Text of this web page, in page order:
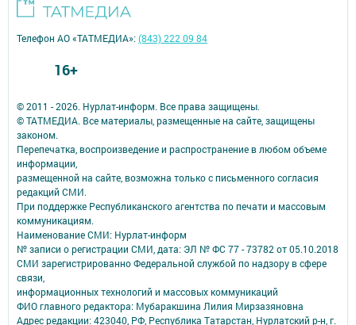
© 2011 - 2026. Нурлат-⁠информ. Все права защищены.
© ТАТМЕДИА. Все материалы, размещенные на сайте, защищены
законом.
Перепечатка, воспроизведение и распространение в любом объеме
информации,
размещенной на сайте, возможна только с письменного согласия
редакций СМИ.
При поддержке Республиканского агентства по печати и массовым
коммуникациям.
Наименование СМИ: Нурлат-⁠информ
№ записи о регистрации СМИ, дата: ЭЛ № ФС 77 -⁠ 73782 от 05.10.2018
СМИ зарегистрированно Федеральной службой по надзору в сфере
связи,
информационных технологий и массовых коммуникаций
ФИО главного редактора: Мубаракшина Лилия Мирзазяновна
Адрес редакции: 423040, РФ, Республика Татарстан, Нурлатский р-н, г.
Телефон АО «ТАТМЕДИА»:(843) 222 09 84
16+